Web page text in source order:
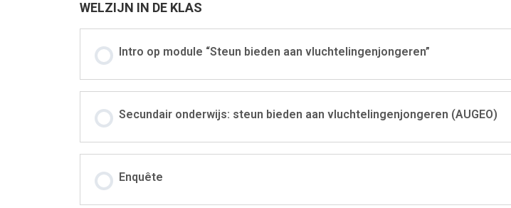
WELZIJN IN DE KLAS
Intro op module “Steun bieden aan vluchtelingenjongeren”
Secundair onderwijs: steun bieden aan vluchtelingenjongeren (AUGEO)
Enquête